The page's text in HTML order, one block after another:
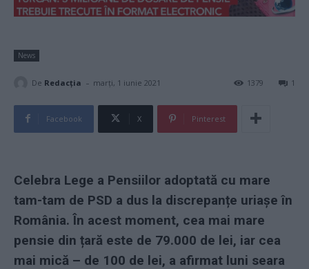
News
De Redacţia - marți, 1 iunie 2021 1
1379
Facebook X Pinterest
Celebra Lege a Pensiilor adoptată cu mare
tam-tam de PSD a dus la discrepanțe uriașe în
România. În acest moment, cea mai mare
pensie din țară este de 79.000 de lei, iar cea
mai mică – de 100 de lei, a afirmat luni seara